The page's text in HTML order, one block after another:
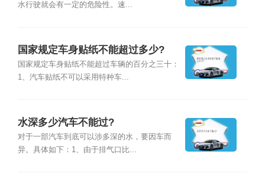
水行驶就会有一定的危险性。速...
国家规定车身贴纸不能超过多少?
国家规定车身贴纸不能超过车辆的百分之三十：
1、汽车贴纸不可以采用特种车...
水深多少汽车不能过?
对于一部汽车到底可以涉多深的水，要因车而
异。具体如下：1、由于排气口比...